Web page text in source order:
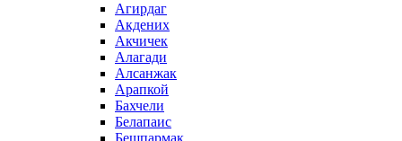
Агирдаг
Акдених
Акчичек
Алагади
Алсанжак
Арапкой
Бахчели
Белапаис
Бешпармак